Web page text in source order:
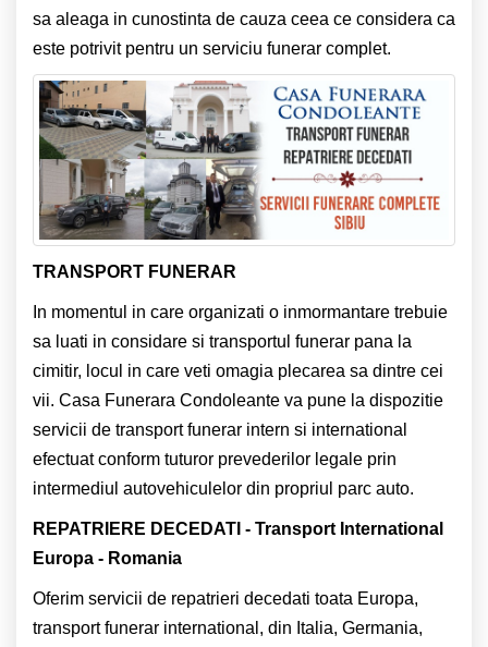
sa aleaga in cunostinta de cauza ceea ce considera ca
este potrivit pentru un serviciu funerar complet.
TRANSPORT FUNERAR
In momentul in care organizati o inmormantare trebuie
sa luati in considare si transportul funerar pana la
cimitir, locul in care veti omagia plecarea sa dintre cei
vii. Casa Funerara Condoleante va pune la dispozitie
servicii de transport funerar intern si international
efectuat conform tuturor prevederilor legale prin
intermediul autovehiculelor din propriul parc auto.
REPATRIERE DECEDATI - Transport International
Europa - Romania
Oferim servicii de repatrieri decedati toata Europa,
transport funerar international, din Italia, Germania,